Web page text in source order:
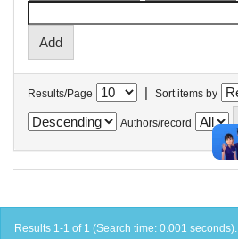
Results/Page | Sort items by
Authors/record
Results 1-1 of 1 (Search time: 0.001 seconds).